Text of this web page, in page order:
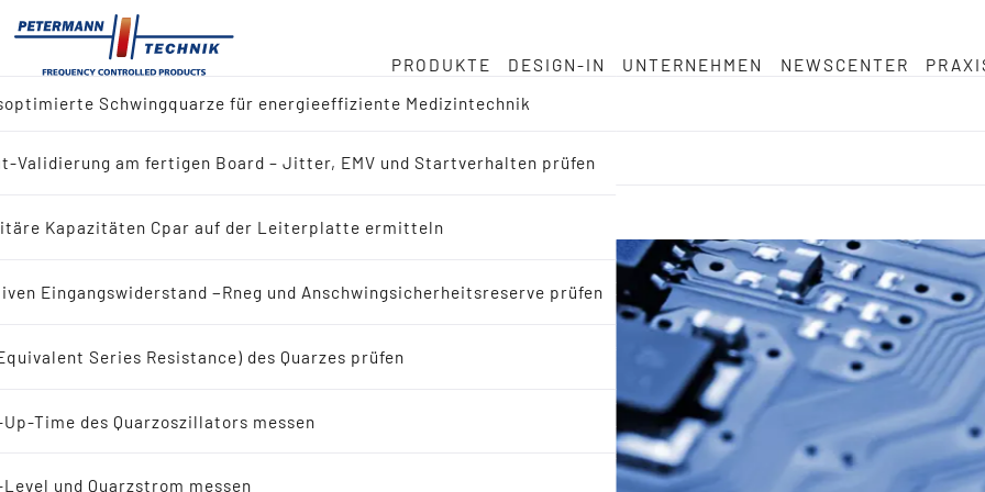
PRODUKTE DESIGN-IN UNTERNEHMEN NEWSCENTER
Schwingquarze für energieeffiziente Medizintechnik
Validierung am fertigen Board – Jitter, EMV und Startverhalten prüfen
Kapazitäten Cpar auf der Leiterplatte ermitteln
Eingangswiderstand −Rneg und Anschwingsicherheitsreserve prüfen
Series Resistance) des Quarzes prüfen
Time des Quarzoszillators messen
und Quarzstrom messen